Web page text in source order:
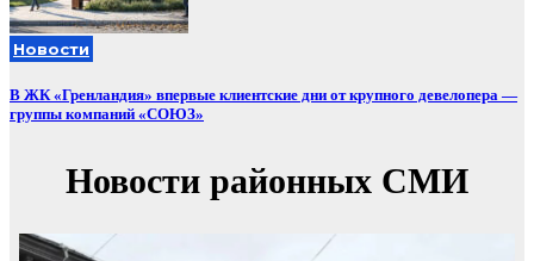
Новости
В ЖК «Гренландия» впервые клиентские дни от крупного девелопера —
группы компаний «СОЮЗ»